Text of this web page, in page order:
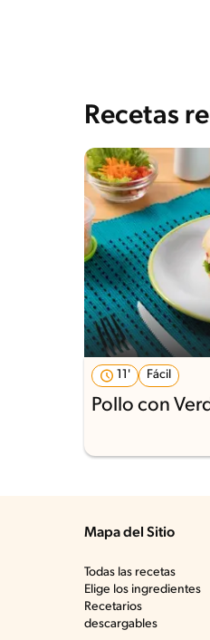
Recetas
11' Fácil
Pollo con
Mapa del Sitio
Todas las recetas
Elige los ingredientes
Recetarios
descargables